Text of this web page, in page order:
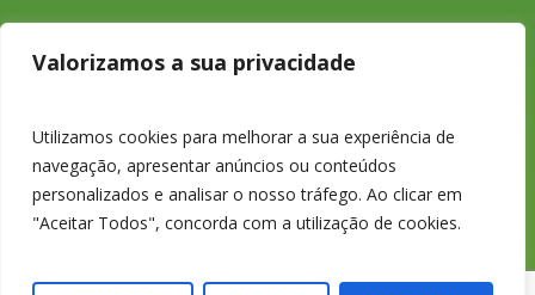
Valorizamos a sua privacidade
Utilizamos cookies para melhorar a sua experiência de
navegação, apresentar anúncios ou conteúdos
personalizados e analisar o nosso tráfego. Ao clicar em
"Aceitar Todos", concorda com a utilização de cookies.
233 426 925
Chamada para a
rede fixa nacional